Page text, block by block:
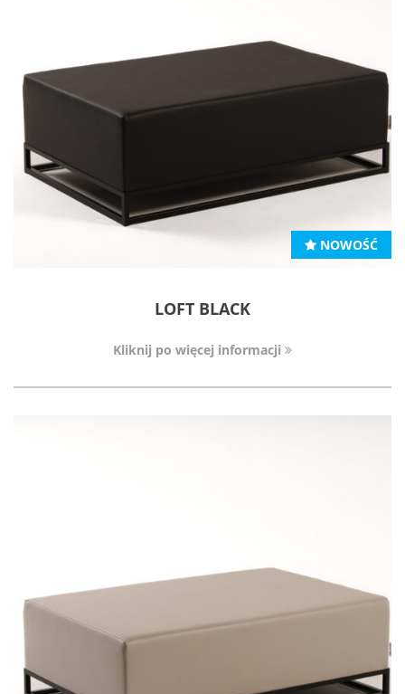
NOWOŚĆ
LOFT BLACK
Kliknij po więcej informacji